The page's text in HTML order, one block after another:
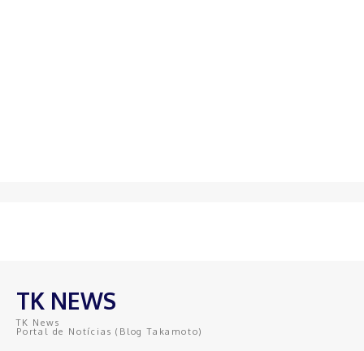
TK NEWS
TK News
Portal de Notícias (Blog Takamoto)